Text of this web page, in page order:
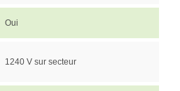
Oui
1240 V sur secteur